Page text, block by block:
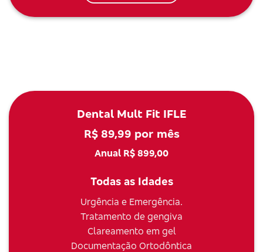
Dental Mult Fit IFLE
R$ 89,99 por mês
Anual R$ 899,00
Todas as Idades
Urgência e Emergência.
Tratamento de gengiva
Clareamento em gel
Documentação Ortodôntica